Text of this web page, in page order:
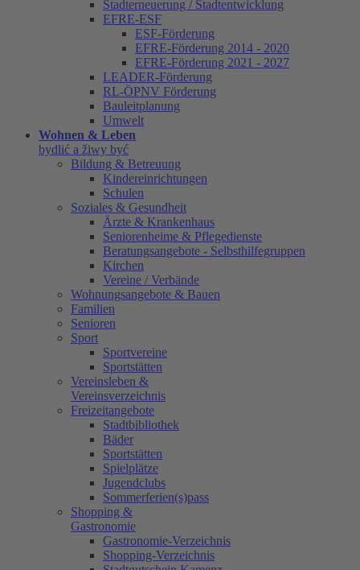
Stadterneuerung / Stadtentwicklung
EFRE-ESF
ESF-Förderung
EFRE-Förderung 2014 - 2020
EFRE-Förderung 2021 - 2027
LEADER-Förderung
RL-ÖPNV Förderung
Bauleitplanung
Umwelt
Wohnen & Leben
bydlić a žiwy być
Bildung & Betreuung
Kindereinrichtungen
Schulen
Soziales & Gesundheit
Ärzte & Krankenhaus
Seniorenheime & Pflegedienste
Beratungsangebote - Selbsthilfegruppen
Kirchen
Vereine / Verbände
Wohnungsangebote & Bauen
Familien
Senioren
Sport
Sportvereine
Sportstätten
Vereinsleben &
Vereinsverzeichnis
Freizeitangebote
Stadtbibliothek
Bäder
Sportstätten
Spielplätze
Jugendclubs
Sommerferien(s)pass
Shopping &
Gastronomie
Gastronomie-Verzeichnis
Shopping-Verzeichnis